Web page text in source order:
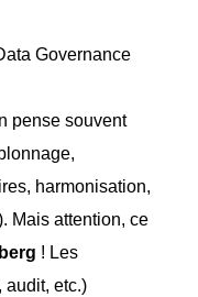
Governance
pense souvent
harmonisation,
Mais attention, ce
! Les
audit, etc.)